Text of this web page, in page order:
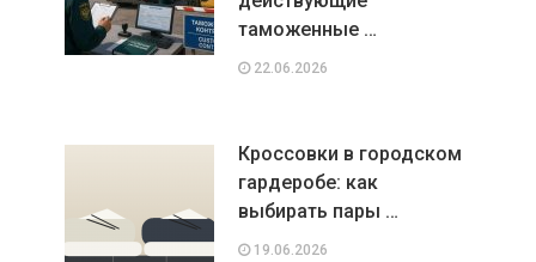
таможенные …
22.06.2026
Кроссовки в городском
гардеробе: как
выбирать пары …
19.06.2026